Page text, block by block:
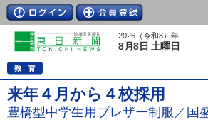
2026（令和8）年
8月8日 土曜日
来年４月から４校採用
豊橋型中学生用ブレザー制服／国